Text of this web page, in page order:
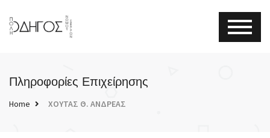
Πληροφορίες Επιχείρησης
Home ΧΟΥΤΑΣ Θ. ΑΝΔΡΕΑΣ